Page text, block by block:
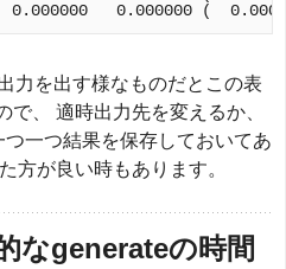
力を出す様なものだとこの表
、 適時出力先を変えるか、
つ一つ結果を保存しておいてあ
方が良い時もあります。
なgenerateの時間